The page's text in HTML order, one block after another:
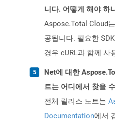
니다. 어떻게 해야 하
Aspose.Total Cloud
공됩니다. 필요한
경우 cURL과 함께 사
Net에 대한
트는 어디에서 찾을
전체 릴리스 노트는
Documentation에서